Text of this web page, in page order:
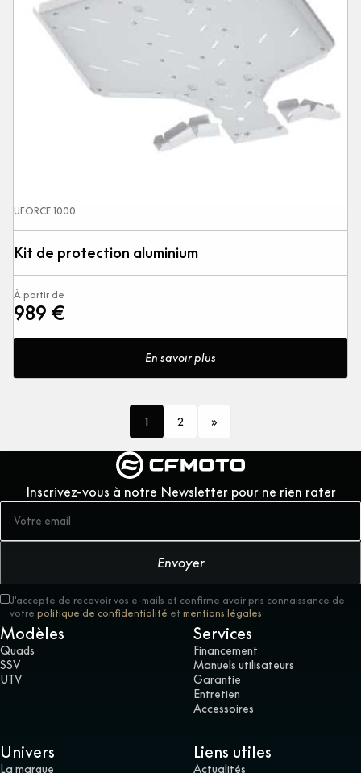
UFORCE 1000
Kit de protection aluminium
À partir de
989 €
En savoir plus
1 2
Inscrivez-vous à notre Newsletter pour ne rien rater
Envoyer
J'accepte de recevoir vos e-mails et confirme avoir pris connaissance de
votre politique de confidentialité et mentions légales
Modèles
Quads
SSV
UTV
Services
Financement
Manuels utilisateurs
Garantie
Entretien
Accessoires
Univers
La marque
Liens utiles
Actualités